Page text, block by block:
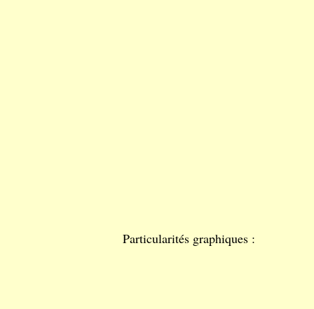
Particularités graphiques :